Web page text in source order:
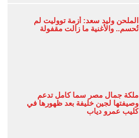
الملحن وليد سعد: أزمة تووليت لم
تُحسم.. والأغنية ما زالت مقفولة
ملكة جمال مصر سما كامل تدعم
وصيفتها لجين خليفة بعد ظهورها في
كليب عمرو دياب